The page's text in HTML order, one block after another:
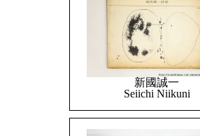
新國誠一
Seiichi Niikuni